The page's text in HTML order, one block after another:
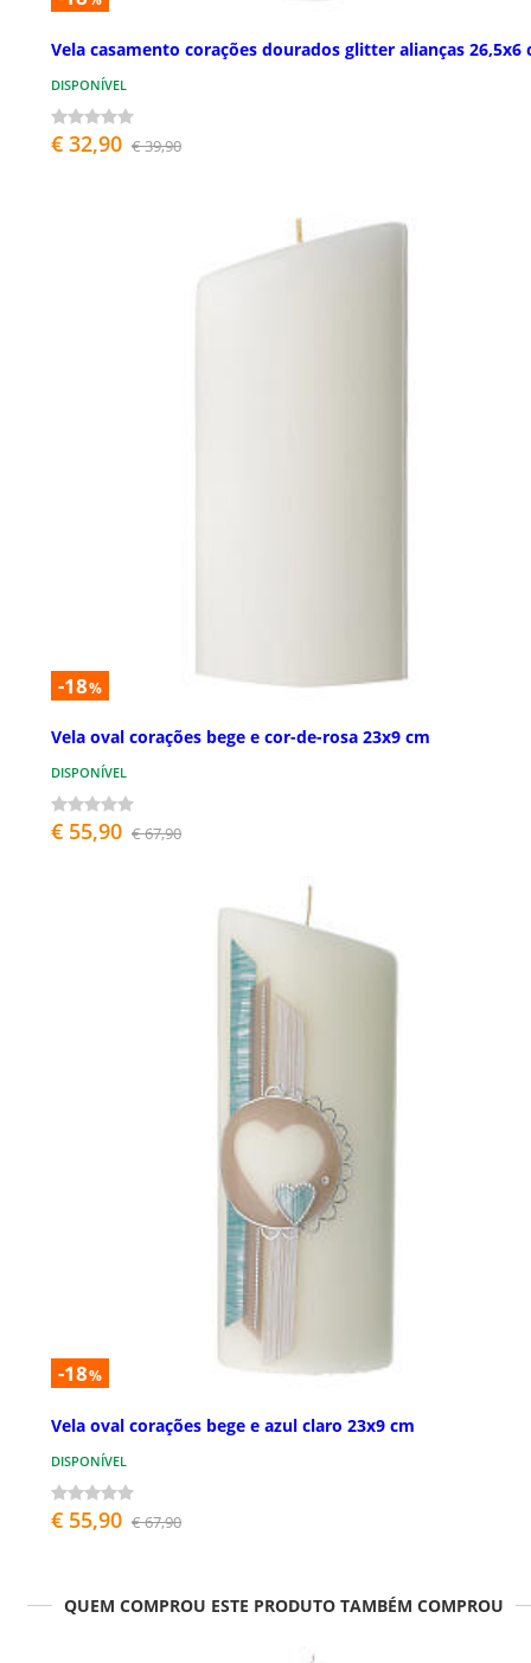
Vela casamento corações dourados glitter alianças 26,5x6
DISPONÍVEL
€ 32,90 € 39,90
-18%
Vela oval corações bege e cor-de-rosa 23x9 cm
DISPONÍVEL
€ 55,90 € 67,90
-18%
Vela oval corações bege e azul claro 23x9 cm
DISPONÍVEL
€ 55,90 € 67,90
QUEM COMPROU ESTE PRODUTO TAMBÉM COMPROU